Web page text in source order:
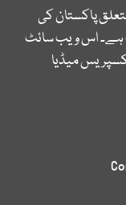
پاکستان کی
ہے۔ اس ویب سائٹ
میڈیا